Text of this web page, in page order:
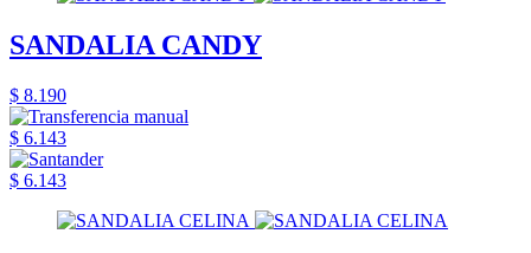
SANDALIA CANDY
$ 8.190
$ 6.143
$ 6.143